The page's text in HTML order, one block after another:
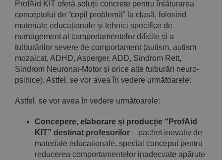
ProfAid KIT oferă soluții concrete pentru înlăturarea
conceptului de “copil problemă” la clasă, folosind
materiale educaționale și tehnici specifice de
management al comportamentelor dificile și a
tulburărilor severe de comportament (autism, autism
mozaicat, ADHD, Asperger, ADD, Sindrom Rett,
Sindrom Neuronal-Motor și orice alte tulburări neuro-
psihice). Astfel, se vor avea în vedere următoarele:
Astfel, se vor avea în vedere următoarele:
Concepere, elaborare și producție “ProfAid
KIT” destinat profesorilor – pachet inovativ de
materiale educationale, special conceput pentru
reducerea comportamentelor inadecvate apărute